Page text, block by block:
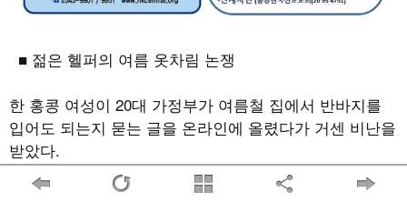
■ 젊은 헬퍼의 여름 옷차림 논쟁
한 홍콩 여성이 20대 가정부가 여름철 집에서 반바지를
입어도 되는지 묻는 글을 온라인에 올렸다가 거센 비난을
받았다.
헬퍼 구인에 올라온 이 글은 금세 많은 비판을 불러일으